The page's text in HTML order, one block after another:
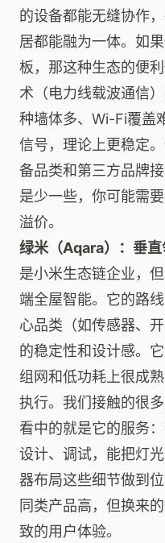
的设备都能无缝协作
居都能融为一体。如
板，那这种生态的便
术（电力线载波通信
种墙体多、Wi-Fi覆盖
信号，理论上更稳定
备品类和第三方品牌
是少一些，你可能需
溢价。
绿米（Aqara）：垂直
是小米生态链企业，
端全屋智能。它的路
心品类（如传感器、
的稳定性和设计感。
组网和低功耗上很成
执行。我们接触的很
看中的就是它的服务
设计、调试，能把灯
器布局这些细节做到
同类产品高，但换来
致的用户体验。